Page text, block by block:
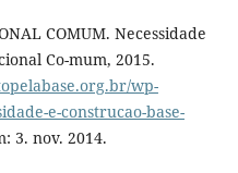
COMUM. Necessidade
Co-mum, 2015.
wp-
e-construcao-base-
3. nov. 2014.